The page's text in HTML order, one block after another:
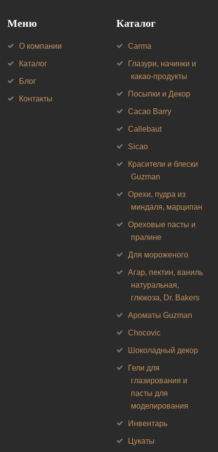
Меню
О компании
Каталог
Блог
Контакты
Каталог
Carma
Глазури, начинки и
какао-продукты
Посыпки и Декор
Cacao Barry
Callebaut
Sicao
Красители и блески
Guzman
Орехи, пудра из
миндаля, марципан
Ореховые пасты и
пралине
Для мороженого
Агар, пектин, ваниль
натуральная,
глюкоза, Dr. Bakers
Ароматы Guzman
Chocovic
Шоколадный декор
Гели для
глазирования и
пасты для
моделирования
Инвентарь
Цукаты